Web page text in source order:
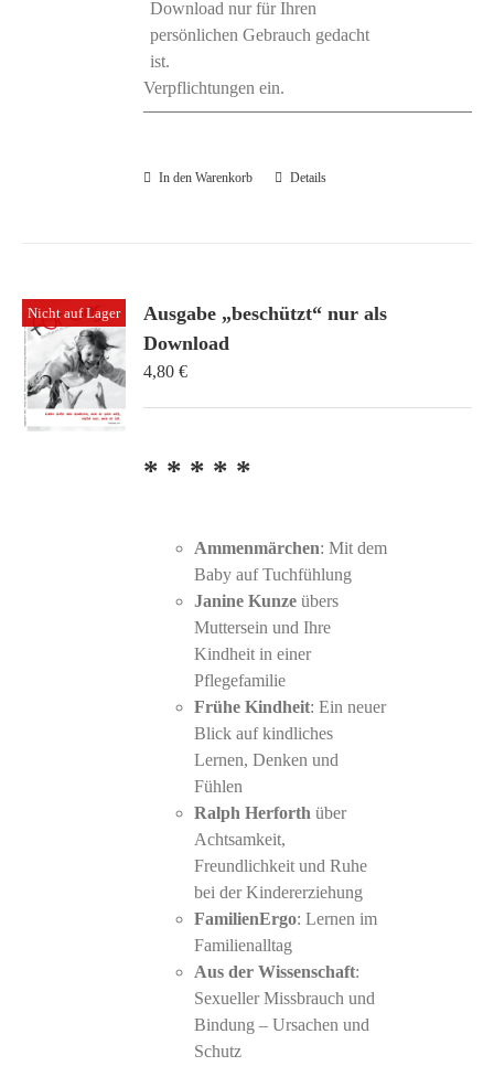
Download nur für Ihren
persönlichen Gebrauch gedacht
ist.
Verpflichtungen ein.
In den Warenkorb Details
Nicht auf Lager
Ausgabe „beschützt“ nur als
Download
4,80€
* * * * *
Ammenmärchen: Mit dem
Baby auf Tuchfühlung
Janine Kunze übers
Muttersein und Ihre
Kindheit in einer
Pflegefamilie
Frühe Kindheit: Ein neuer
Blick auf kindliches
Lernen, Denken und
Fühlen
Ralph Herforth über
Achtsamkeit,
Freundlichkeit und Ruhe
bei der Kindererziehung
FamilienErgo: Lernen im
Familienalltag
Aus der Wissenschaft:
Sexueller Missbrauch und
Bindung – Ursachen und
Schutz